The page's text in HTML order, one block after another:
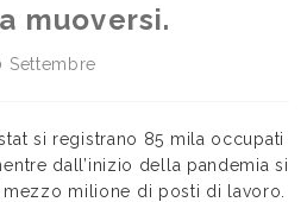
muoversi.
Settembre
si registrano 85 mila occupati
dall’inizio della pandemia si
milione di posti di lavoro.